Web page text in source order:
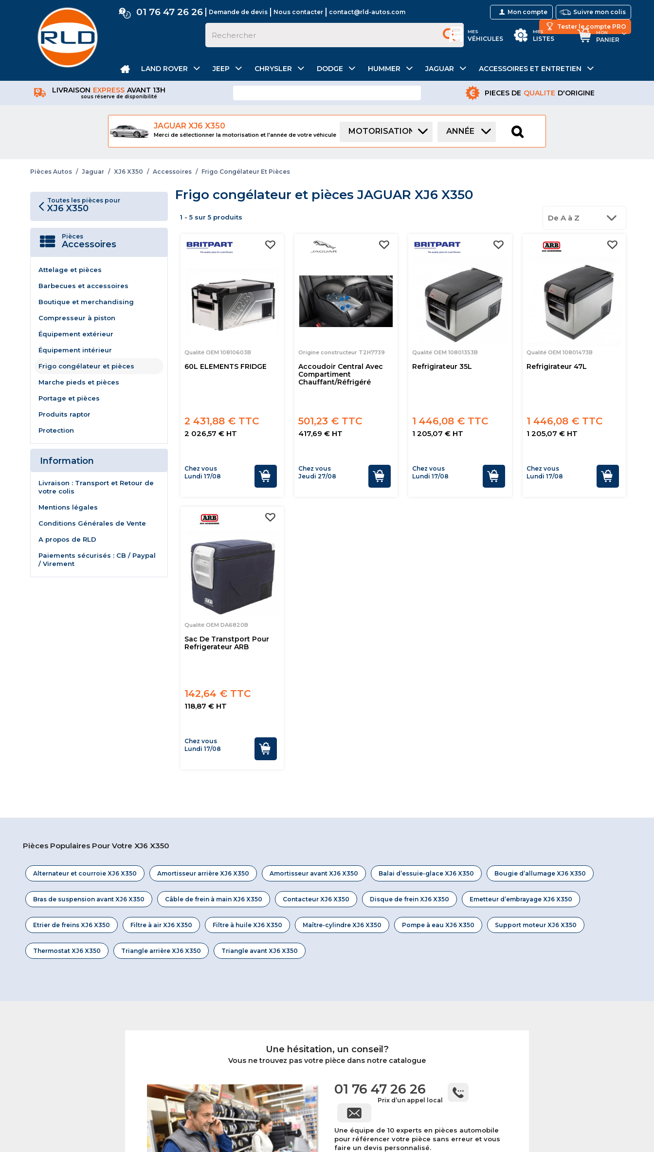
01 76 47 26 26 Demande de devis Nous contacter contact@rld-autos.com Suivre mon colis
Mon compte
Tester le compte PRO
MON
PANIER
MES
LISTES
MES
VÉHICULES
LAND ROVER JEEP CHRYSLER DODGE HUMMER JAGUAR ACCESSOIRES ET ENTRETIEN
LIVRAISON EXPRESS AVANT 13H
sous réserve de disponibilité PIECES DE QUALITE D'ORIGINE
JAGUAR XJ6 X350
Merci de sélectionner la motorisation et l'année de votre véhicule MOTORISATION ANNÉE
Pièces Autos / Jaguar / XJ6 X350 / Accessoires / Frigo Congélateur Et Pièces
Toutes les pièces pour
XJ6 X350
Pièces
Accessoires
Attelage et pièces
Barbecues et accessoires
Boutique et merchandising
Compresseur à piston
Équipement extérieur
Équipement intérieur
Frigo congélateur et pièces
Marche pieds et pièces
Portage et pièces
Produits raptor
Protection
Information
Livraison : Transport et Retour de
votre colis
Mentions légales
Conditions Générales de Vente
A propos de RLD
Paiements sécurisés : CB / Paypal
/ Virement
Frigo congélateur et pièces JAGUAR XJ6 X350
De A à Z
1 - 5 sur 5 produits
Qualité OEM 10810603B
60L ELEMENTS FRIDGE
2 431,88 € TTC
2 026,57 € HT
Chez vous
Lundi 17/08
Origine constructeur T2H7739
Accoudoir Central Avec
Compartiment
Chauffant/réfrigéré
501,23 € TTC
417,69 € HT
Chez vous
Jeudi 27/08
Qualité OEM 10801353B
Refrigirateur 35L
1 446,08 € TTC
1 205,07 € HT
Chez vous
Lundi 17/08
Qualité OEM 10801473B
Refrigirateur 47L
1 446,08 € TTC
1 205,07 € HT
Chez vous
Lundi 17/08
Qualité OEM DA6820B
Sac De Transtport Pour
Refrigerateur ARB
142,64 € TTC
118,87 € HT
Chez vous
Lundi 17/08
Pièces Populaires Pour Votre XJ6 X350
Alternateur et courroie XJ6 X350 Amortisseur arrière XJ6 X350 Amortisseur avant XJ6 X350 Balai d’essuie-glace XJ6 X350 Bougie d’allumage XJ6 X350
Bras de suspension avant XJ6 X350 Câble de frein à main XJ6 X350 Contacteur XJ6 X350 Disque de frein XJ6 X350 Emetteur d’embrayage XJ6 X350
Etrier de freins XJ6 X350 Filtre à air XJ6 X350 Filtre à huile XJ6 X350 Maître-cylindre XJ6 X350 Pompe à eau XJ6 X350 Support moteur XJ6 X350
Thermostat XJ6 X350 Triangle arrière XJ6 X350 Triangle avant XJ6 X350
Une hésitation, un conseil?
Vous ne trouvez pas votre pièce dans notre catalogue
01 76 47 26 26
Prix d’un appel local
Une équipe de 10 experts en pièces automobile
pour référencer votre pièce sans erreur et vous
faire un devis personnalisé.